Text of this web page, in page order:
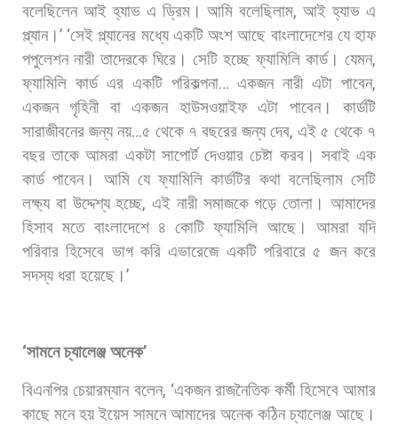
বলেছিলেন আই হ্যাভ এ ড্রিম। আমি বলেছিলাম,আই হ্যাভ এ
প্ল্যান।’ ‘সেই প্ল্যানের মধ্যে একটি অংশ আছে বাংলাদেশের যে হাফ
পপুলেশন নারী তাদেরকে ঘিরে। সেটি হচ্ছে ফ্যামিলি কার্ড। যেমন,
ফ্যামিলি কার্ড এর একটি পরিকল্পনা…একজন নারী এটা পাবেন,
একজন গৃহিনী বা একজন হাউসওয়াইফ এটা পাবেন।
কার্ডটি
সারাজীবনের জন্য নয়…৫ থেকে ৭ বছরের জন্য দেব, এই ৫ থেকে ৭
বছর তাকে আমরা একটা সাপোর্ট দেওয়ার চেষ্টা করব। সবাই এক
কার্ড পাবেন। আমি যে ফ্যামিলি কার্ডটির কথা বলেছিলাম সেটি
লক্ষ্য বা উদ্দেশ্য হচ্ছে,এই নারী সমাজকে গড়ে তোলা। আমাদের
হিসাব মতে বাংলাদেশে ৪ কোটি ফ্যামিলি আছে। আমরা যদি
পরিবার হিসেবে ভাগ করি এভারেজে একটি পরিবারে ৫ জন করে
সদস্য ধরা হয়েছে।’
‘সামনে চ্যালেঞ্জ অনেক’
বিএনপির চেয়ারম্যান বলেন, ‘একজন রাজনৈতিক কর্মী হিসেবে আমার
কাছে মনে হয় ইয়েস সামনে আমাদের অনেক কঠিন চ্যালেঞ্জ আছে।